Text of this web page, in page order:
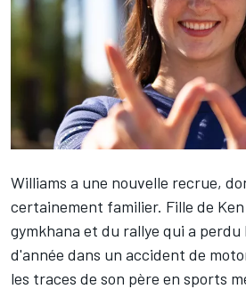
Williams a une nouvelle recrue,
certainement familier. Fille de
gymkhana et du rallye qui a perdu
d'année dans un accident de
les traces de son père en sports